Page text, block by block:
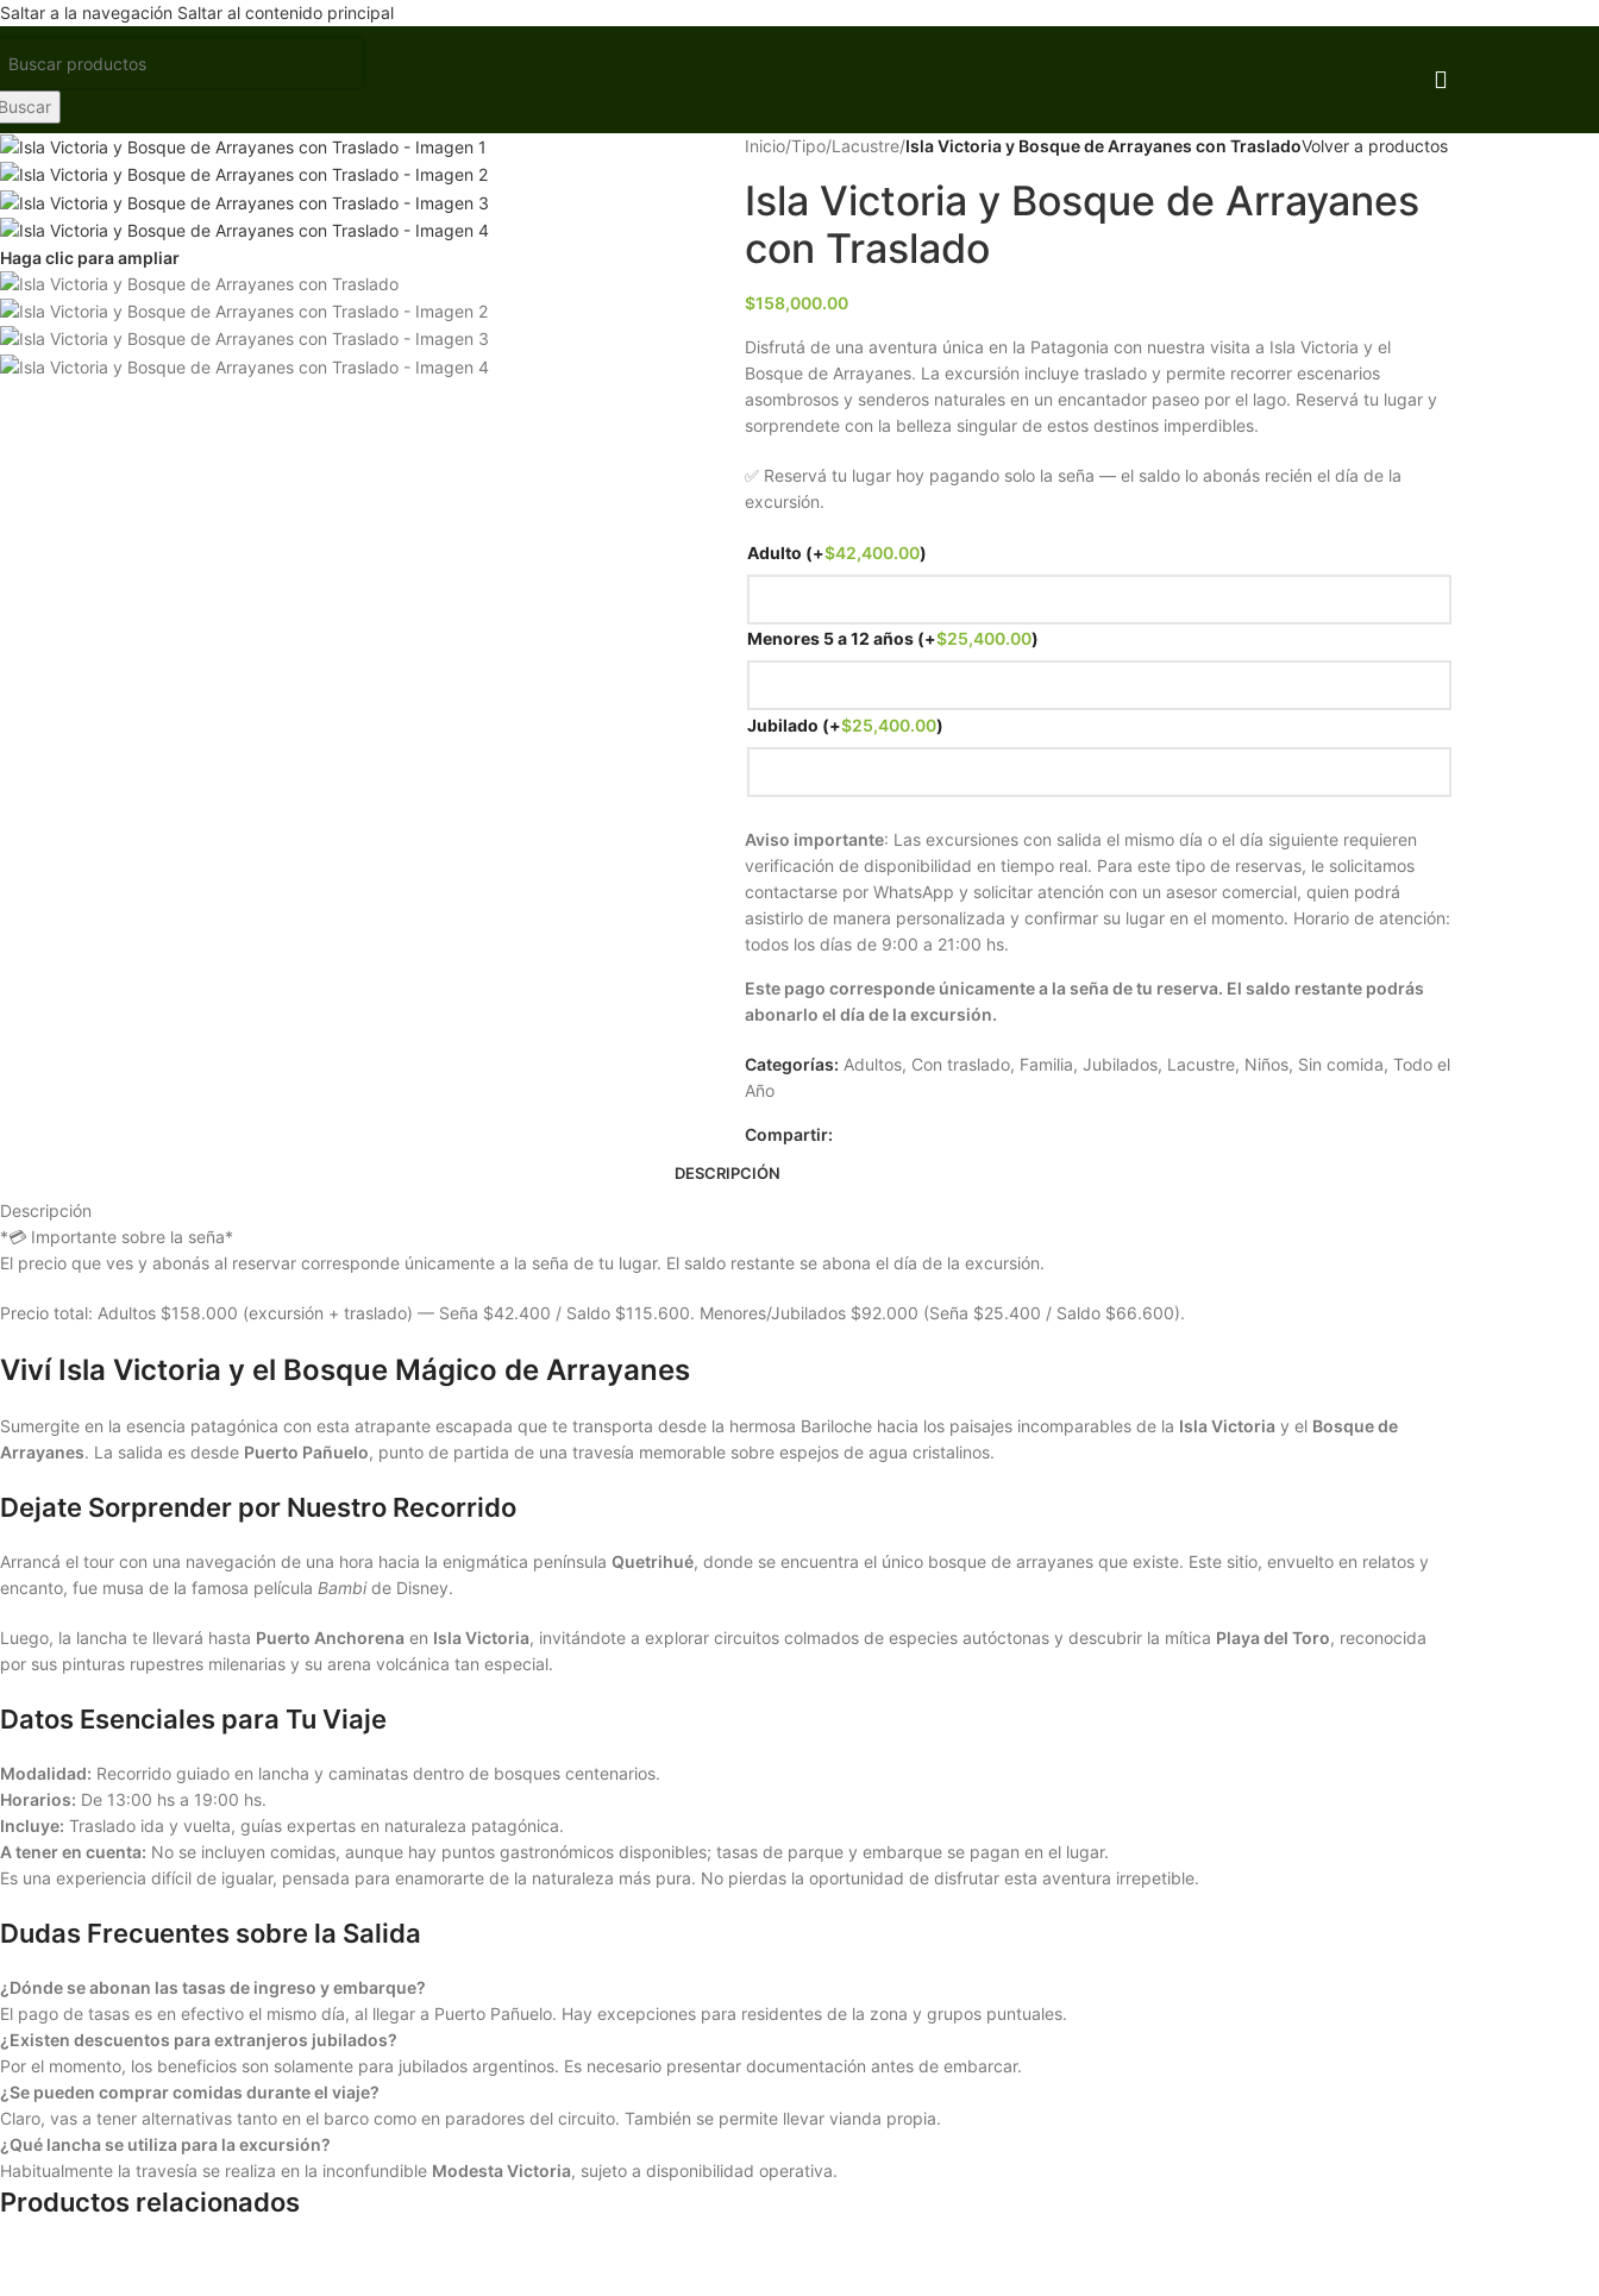
Saltar a la navegación Saltar al contenido principal
Haga clic para ampliar
Inicio/Tipo/Lacustre/Isla Victoria y Bosque de Arrayanes con TrasladoVolver a productos
Isla Victoria y Bosque de Arrayanes
con Traslado
$158,000.00
Disfrutá de una aventura única en la Patagonia con nuestra visita a Isla Victoria y el
Bosque de Arrayanes. La excursión incluye traslado y permite recorrer escenarios
asombrosos y senderos naturales en un encantador paseo por el lago. Reservá tu lugar y
sorprendete con la belleza singular de estos destinos imperdibles.
✅ Reservá tu lugar hoy pagando solo la seña — el saldo lo abonás recién el día de la
excursión.
Adulto (+$42,400.00)
Menores 5 a 12 años (+$25,400.00)
Jubilado (+$25,400.00)
Aviso importante: Las excursiones con salida el mismo día o el día siguiente requieren
verificación de disponibilidad en tiempo real. Para este tipo de reservas, le solicitamos
contactarse por WhatsApp y solicitar atención con un asesor comercial, quien podrá
asistirlo de manera personalizada y confirmar su lugar en el momento. Horario de atención:
todos los días de 9:00 a 21:00 hs.
Este pago corresponde únicamente a la seña de tu reserva. El saldo restante podrás
abonarlo el día de la excursión.
Categorías: Adultos, Con traslado, Familia, Jubilados, Lacustre, Niños, Sin comida, Todo el
Año
Compartir:
DESCRIPCIÓN
Descripción
*💳 Importante sobre la seña*
El precio que ves y abonás al reservar corresponde únicamente a la seña de tu lugar. El saldo restante se abona el día de la excursión.
Precio total: Adultos $158.000 (excursión + traslado) — Seña $42.400 / Saldo $115.600. Menores/Jubilados $92.000 (Seña $25.400 / Saldo $66.600).
Viví Isla Victoria y el Bosque Mágico de Arrayanes
Sumergite en la esencia patagónica con esta atrapante escapada que te transporta desde la hermosa Bariloche hacia los paisajes incomparables de la Isla Victoria y el Bosque de
Arrayanes. La salida es desde Puerto Pañuelo, punto de partida de una travesía memorable sobre espejos de agua cristalinos.
Dejate Sorprender por Nuestro Recorrido
Arrancá el tour con una navegación de una hora hacia la enigmática península Quetrihué, donde se encuentra el único bosque de arrayanes que existe. Este sitio, envuelto en relatos y
encanto, fue musa de la famosa película Bambide Disney.
Luego, la lancha te llevará hasta Puerto Anchorena en Isla Victoria, invitándote a explorar circuitos colmados de especies autóctonas y descubrir la mítica Playa del Toro, reconocida
por sus pinturas rupestres milenarias y su arena volcánica tan especial.
Datos Esenciales para Tu Viaje
Modalidad: Recorrido guiado en lancha y caminatas dentro de bosques centenarios.
Horarios: De 13:00 hs a 19:00 hs.
Incluye: Traslado ida y vuelta, guías expertas en naturaleza patagónica.
A tener en cuenta: No se incluyen comidas, aunque hay puntos gastronómicos disponibles; tasas de parque y embarque se pagan en el lugar.
Es una experiencia difícil de igualar, pensada para enamorarte de la naturaleza más pura. No pierdas la oportunidad de disfrutar esta aventura irrepetible.
Dudas Frecuentes sobre la Salida
¿Dónde se abonan las tasas de ingreso y embarque?
El pago de tasas es en efectivo el mismo día, al llegar a Puerto Pañuelo. Hay excepciones para residentes de la zona y grupos puntuales.
¿Existen descuentos para extranjeros jubilados?
Por el momento, los beneficios son solamente para jubilados argentinos. Es necesario presentar documentación antes de embarcar.
¿Se pueden comprar comidas durante el viaje?
Claro, vas a tener alternativas tanto en el barco como en paradores del circuito. También se permite llevar vianda propia.
¿Qué lancha se utiliza para la excursión?
Habitualmente la travesía se realiza en la inconfundible Modesta Victoria, sujeto a disponibilidad operativa.
Productos relacionados